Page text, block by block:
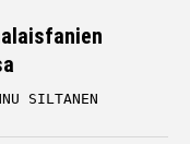
SILTANEN